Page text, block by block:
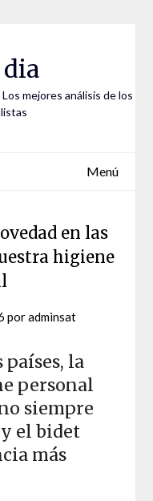
dia
mejores análisis de los
Menú
en las
higiene
poradminsat
países, la
personal
siempre
el bidet
más